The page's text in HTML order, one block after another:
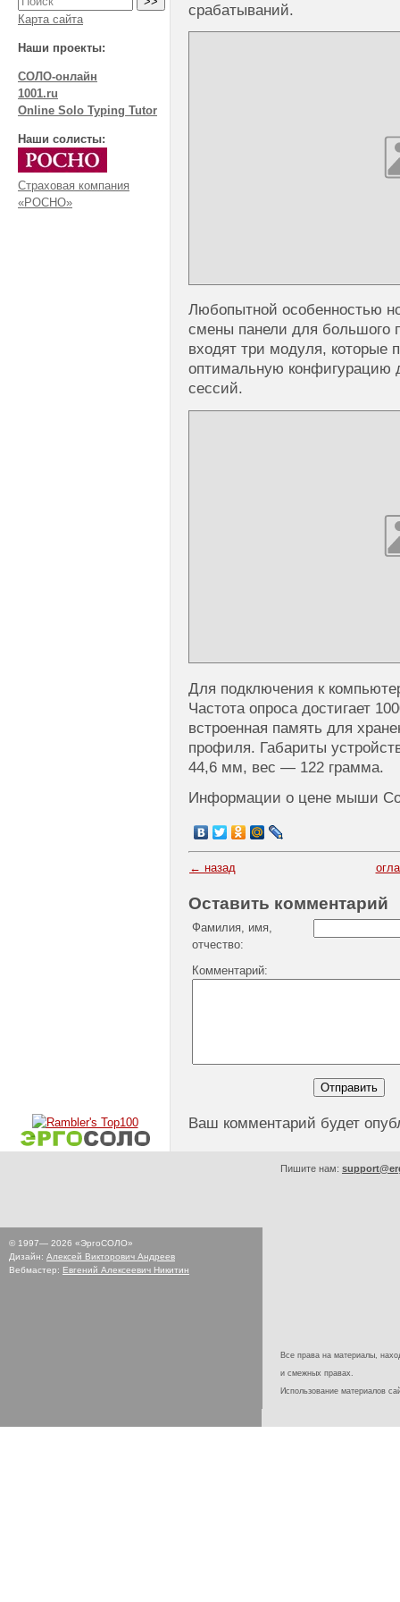
Карта сайта
Наши проекты:
СОЛО-онлайн
1001.ru
Online Solo Typing Tutor
Наши солисты:
Страховая компания
«РОСНО»
срабатываний.
Любопытной особенностью
смены панели для большого
входят три модуля, которые
оптимальную конфигурацию
сессий.
Для подключения к
Частота опроса достигает
встроенная память для
профиля. Габариты
44,6 мм, вес — 122 грамма.
Информации о цене мыши
← назад
Оставить комментарий
Фамилия, имя,
отчество:
Комментарий:
Ваш комментарий будет
© 1997— 2026 «ЭргоСОЛО»
Дизайн: Алексей Викторович Андреев
Вебмастер: Евгений Алексеевич Никитин
Пишите нам:
Все права на материалы,
и смежных правах.
Использование материалов